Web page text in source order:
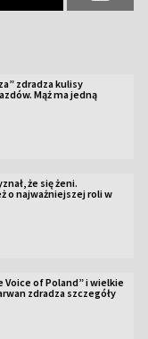
zdradza kulisy
Mąż ma jedną
że się żeni.
o najważniejszej roli w
Voice of Poland” i wielkie
zdradza szczegóły